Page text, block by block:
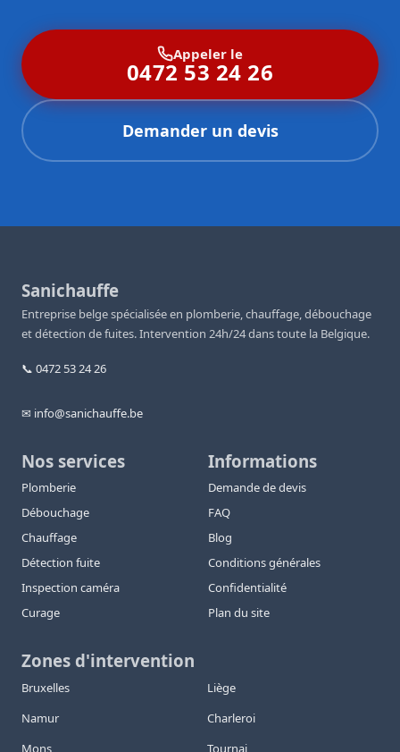
Appeler le
0472 53 24 26
Demander un devis
Sanichauffe
Entreprise belge spécialisée en plomberie, chauffage, débouchage
et détection de fuites. Intervention 24h/24 dans toute la Belgique.
📞 0472 53 24 26
✉ info@sanichauffe.be
Nos services
Plomberie
Débouchage
Chauffage
Détection fuite
Inspection caméra
Curage
Informations
Demande de devis
FAQ
Blog
Conditions générales
Confidentialité
Plan du site
Zones d'intervention
Bruxelles
Liège
Namur
Charleroi
Mons
Tournai